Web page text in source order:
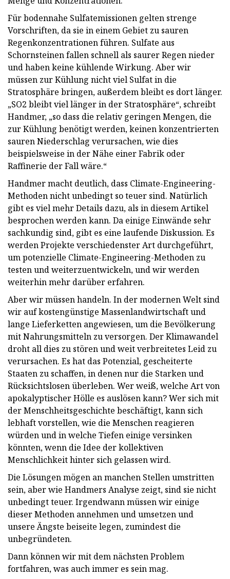
Für bodennahe Sulfatemissionen gelten strenge
Vorschriften, da sie in einem Gebiet zu sauren
Regenkonzentrationen führen. Sulfate aus
Schornsteinen fallen schnell als saurer Regen nieder
und haben keine kühlende Wirkung. Aber wir
müssen zur Kühlung nicht viel Sulfat in die
Stratosphäre bringen, außerdem bleibt es dort länger.
„SO2 bleibt viel länger in der Stratosphäre“, schreibt
Handmer, „so dass die relativ geringen Mengen, die
zur Kühlung benötigt werden, keinen konzentrierten
sauren Niederschlag verursachen, wie dies
beispielsweise in der Nähe einer Fabrik oder
Raffinerie der Fall wäre.“
Handmer macht deutlich, dass Climate-Engineering-
Methoden nicht unbedingt so teuer sind. Natürlich
gibt es viel mehr Details dazu, als in diesem Artikel
besprochen werden kann. Da einige Einwände sehr
sachkundig sind, gibt es eine laufende Diskussion. Es
werden Projekte verschiedenster Art durchgeführt,
um potenzielle Climate-Engineering-Methoden zu
testen und weiterzuentwickeln, und wir werden
weiterhin mehr darüber erfahren.
Aber wir müssen handeln. In der modernen Welt sind
wir auf kostengünstige Massenlandwirtschaft und
lange Lieferketten angewiesen, um die Bevölkerung
mit Nahrungsmitteln zu versorgen. Der Klimawandel
droht all dies zu stören und weit verbreitetes Leid zu
verursachen. Es hat das Potenzial, gescheiterte
Staaten zu schaffen, in denen nur die Starken und
Rücksichtslosen überleben. Wer weiß, welche Art von
apokalyptischer Hölle es auslösen kann? Wer sich mit
der Menschheitsgeschichte beschäftigt, kann sich
lebhaft vorstellen, wie die Menschen reagieren
würden und in welche Tiefen einige versinken
könnten, wenn die Idee der kollektiven
Menschlichkeit hinter sich gelassen wird.
Die Lösungen mögen an manchen Stellen umstritten
sein, aber wie Handmers Analyse zeigt, sind sie nicht
unbedingt teuer. Irgendwann müssen wir einige
dieser Methoden annehmen und umsetzen und
unsere Ängste beiseite legen, zumindest die
unbegründeten.
Dann können wir mit dem nächsten Problem
fortfahren, was auch immer es sein mag.